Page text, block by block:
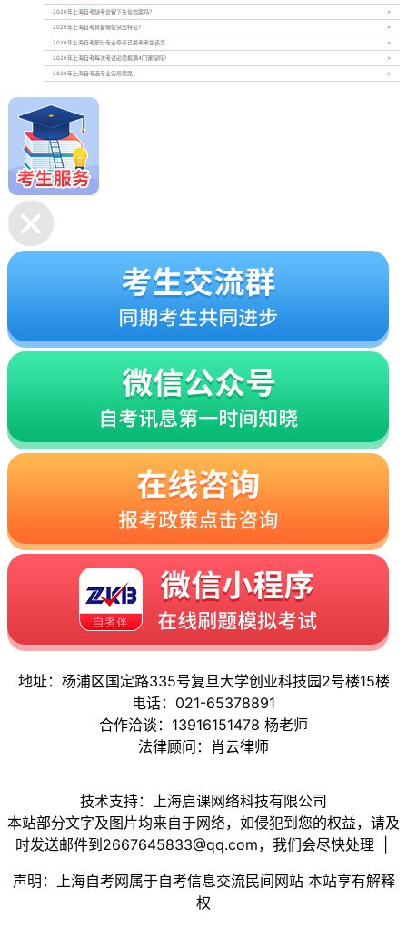
2026年上海自考缺考会留下失信档案吗？
2026年上海自考具备哪些突出特征？
2026年上海自考部分专业停考已报考考生该怎...
2026年上海自考每次考试必须报满4门课程吗？
2026年上海自考选专业实用思路
地址：杨浦区国定路335号复旦大学创业科技园2号楼15楼
电话：021-65378891
合作洽谈：13916151478 杨老师
法律顾问：肖云律师
技术支持：上海启课网络科技有限公司
本站部分文字及图片均来自于网络，如侵犯到您的权益，请及
时发送邮件到2667645833@qq.com，我们会尽快处理 |
声明：上海自考网属于自考信息交流民间网站 本站享有解释
权